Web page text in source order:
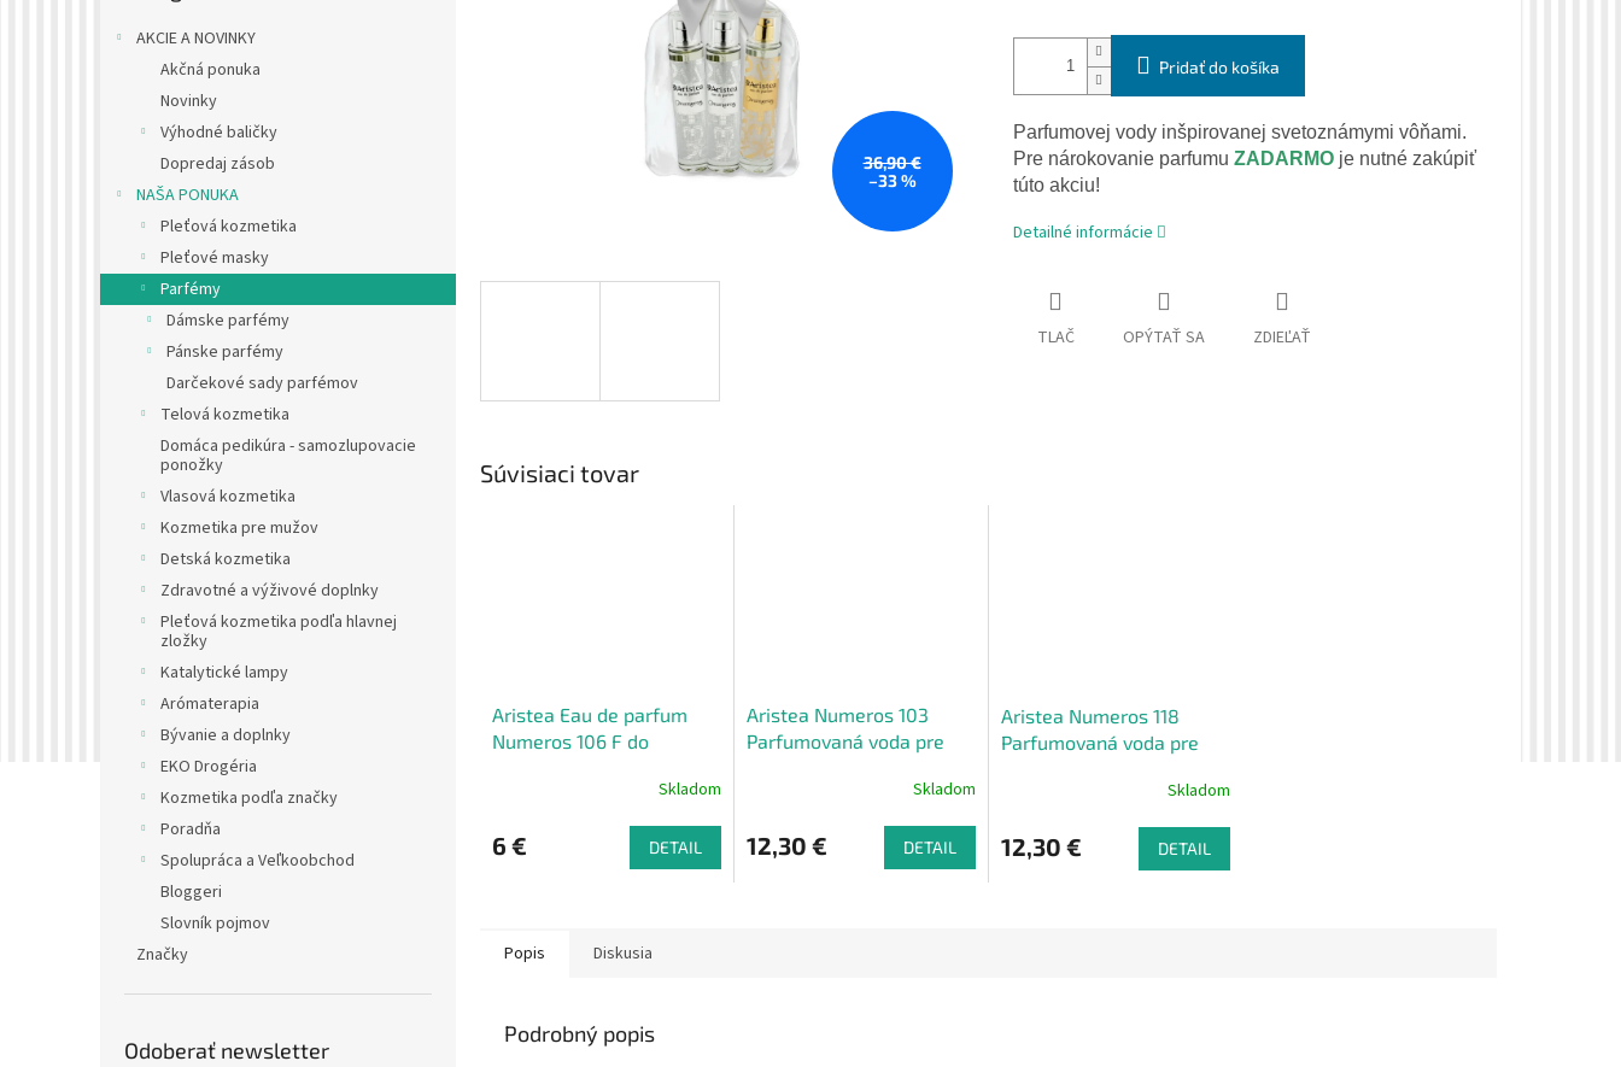
AKCIE A NOVINKY
Akčná ponuka
Novinky
Výhodné baličky
Dopredaj zásob
NAŠA PONUKA
Pleťová kozmetika
Pleťové masky
Parfémy
Dámske parfémy
Pánske parfémy
Darčekové sady parfémov
Telová kozmetika
Domáca pedikúra - samozlupovacie
ponožky
Vlasová kozmetika
Kozmetika pre mužov
Detská kozmetika
Zdravotné a výživové doplnky
Pleťová kozmetika podľa hlavnej
zložky
Katalytické lampy
Arómaterapia
Bývanie a doplnky
EKO Drogéria
Kozmetika podľa značky
Poradňa
Spolupráca a Veľkoobchod
Bloggeri
Slovník pojmov
Značky
Odoberať newsletter
36,90 €
–33 %
Pridať do košíka
Parfumovej vody inšpirovanej svetoznámymi vôňami.
Pre nárokovanie parfumu ZADARMO je nutné zakúpiť
túto akciu!
Detailné informácie
TLAČ OPÝTAŤ SA ZDIEĽAŤ
Súvisiaci tovar
Aristea Eau de parfum
Numeros 106 F do
Skladom
6 € DETAIL
Aristea Numeros 103
Parfumovaná voda pre
Skladom
12,30 € DETAIL
Aristea Numeros 118
Parfumovaná voda pre
Skladom
12,30 € DETAIL
Popis Diskusia
Podrobný popis